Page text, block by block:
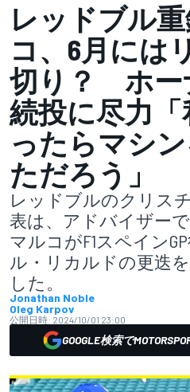
レッドブル
コ、6月には
切り？ ホー
続投に尽力
ったらマシ
ただろう」
レッドブルのクリス
表は、アドバイザー
マルコがF1スペイン
ル・リカルドの更迭
した。
Jonathan Noble
Oleg Karpov
公開日時: 2024/10/01 23:00
GOOGLE検索で